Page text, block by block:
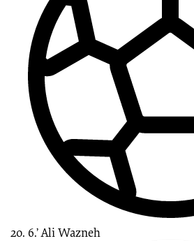
6.’AliWazneh